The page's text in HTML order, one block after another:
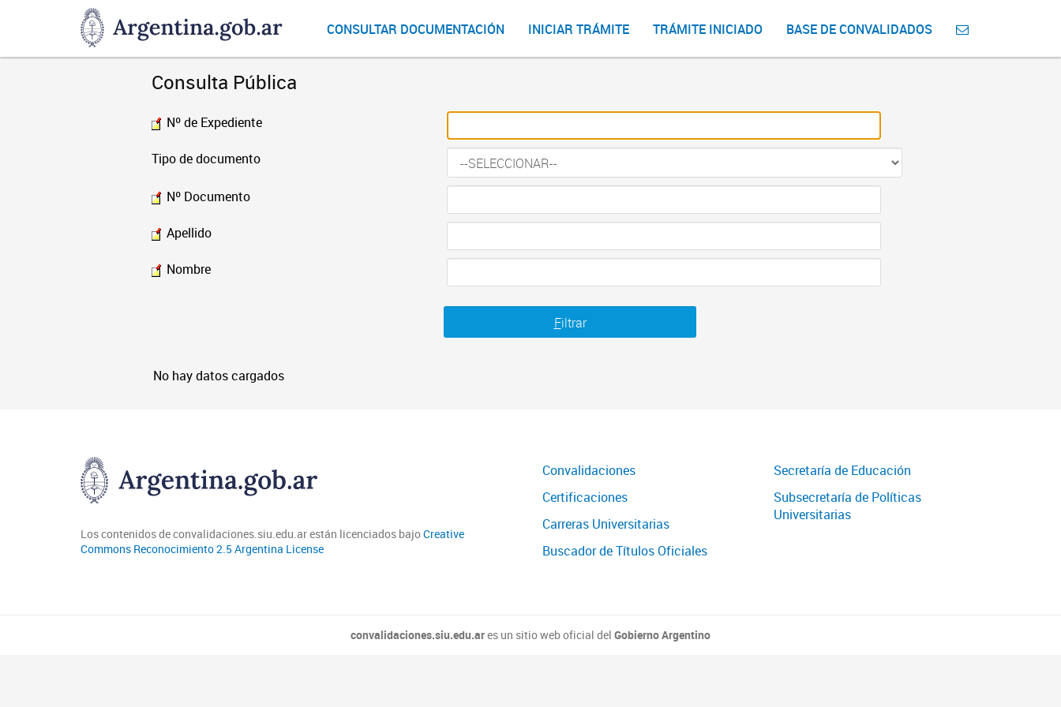
DNGU
Dirección
Nacional
CONSULTAR DOCUMENTACIÓN INICIAR TRÁMITE TRÁMITE INICIADO BASE DE CONVALIDADOS
Consulta Pública
Nº de Expediente
Tipo de documento
Nº Documento
Apellido
Nombre
Filtrar
No hay datos cargados
Los contenidos de convalidaciones.siu.edu.ar están licenciados bajoCreative
Commons Reconocimiento 2.5 Argentina License
Convalidaciones
Certificaciones
Carreras Universitarias
Buscador de Títulos Oficiales
Secretaría de Educación
Subsecretaría de Políticas
Universitarias
convalidaciones.siu.edu.ares un sitio web oficial del Gobierno Argentino